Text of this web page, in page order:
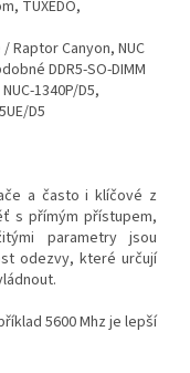
TUXEDO,
Raptor Canyon, NUC
DDR5‑SO‑DIMM
D5,
D5
a často i klíčové z
s přímým přístupem,
parametry jsou
odezvy, které určují
5600 Mhz je lepší